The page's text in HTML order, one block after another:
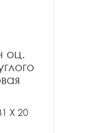
оц.
X 20